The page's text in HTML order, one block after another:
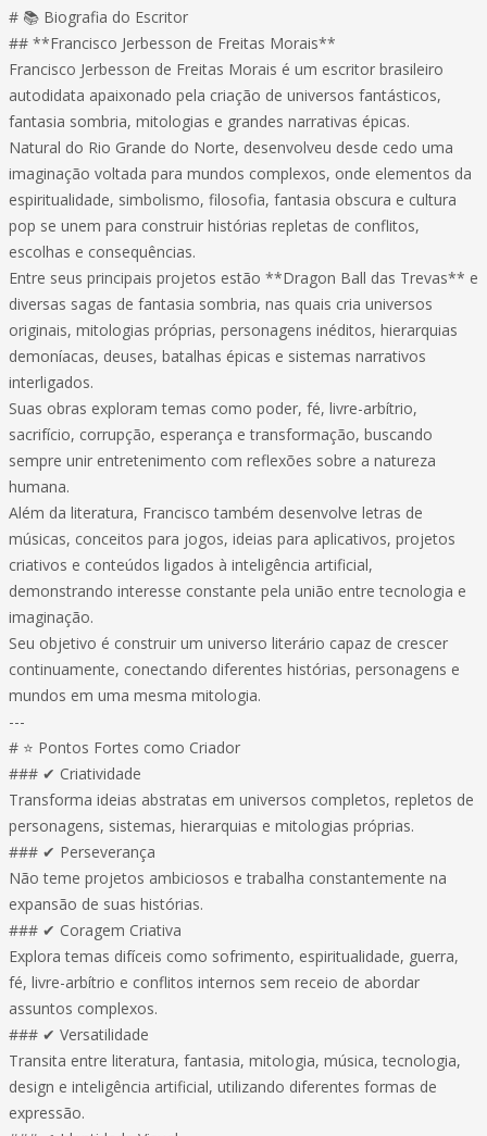
# 📚 Biografia do Escritor
## **Francisco Jerbesson de Freitas Morais**
Francisco Jerbesson de Freitas Morais é um escritor brasileiro
autodidata apaixonado pela criação de universos fantásticos,
fantasia sombria, mitologias e grandes narrativas épicas.
Natural do Rio Grande do Norte, desenvolveu desde cedo uma
imaginação voltada para mundos complexos, onde elementos da
espiritualidade, simbolismo, filosofia, fantasia obscura e cultura
pop se unem para construir histórias repletas de conflitos,
escolhas e consequências.
Entre seus principais projetos estão **Dragon Ball das Trevas** e
diversas sagas de fantasia sombria, nas quais cria universos
originais, mitologias próprias, personagens inéditos, hierarquias
demoníacas, deuses, batalhas épicas e sistemas narrativos
interligados.
Suas obras exploram temas como poder, fé, livre-arbítrio,
sacrifício, corrupção, esperança e transformação, buscando
sempre unir entretenimento com reflexões sobre a natureza
humana.
Além da literatura, Francisco também desenvolve letras de
músicas, conceitos para jogos, ideias para aplicativos, projetos
criativos e conteúdos ligados à inteligência artificial,
demonstrando interesse constante pela união entre tecnologia e
imaginação.
Seu objetivo é construir um universo literário capaz de crescer
continuamente, conectando diferentes histórias, personagens e
mundos em uma mesma mitologia.
---
# ⭐ Pontos Fortes como Criador
### ✔ Criatividade
Transforma ideias abstratas em universos completos, repletos de
personagens, sistemas, hierarquias e mitologias próprias.
### ✔ Perseverança
Não teme projetos ambiciosos e trabalha constantemente na
expansão de suas histórias.
### ✔ Coragem Criativa
Explora temas difíceis como sofrimento, espiritualidade, guerra,
fé, livre-arbítrio e conflitos internos sem receio de abordar
assuntos complexos.
### ✔ Versatilidade
Transita entre literatura, fantasia, mitologia, música, tecnologia,
design e inteligência artificial, utilizando diferentes formas de
expressão.